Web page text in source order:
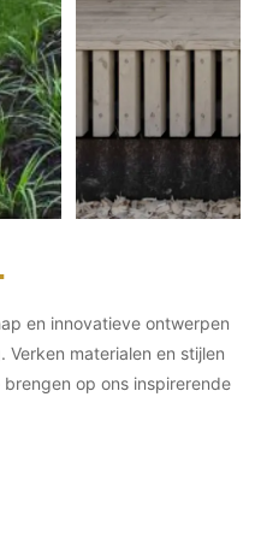
en innovatieve ontwerpen
materialen en stijlen
op ons inspirerende